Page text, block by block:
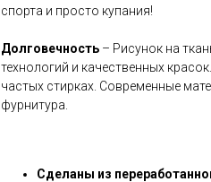
спорта и просто купания!
Долговечность – Рисунок на
технологий и качественных
частых стирках. Современные
фурнитура.
Сделаны из